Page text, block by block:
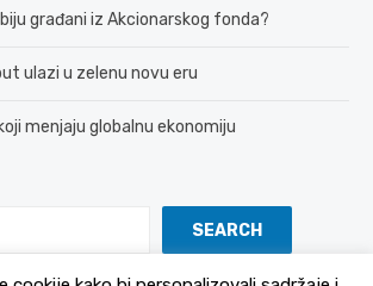
građani iz Akcionarskog fonda?
ulazi u zelenu novu eru
menjaju globalnu ekonomiju
SEARCH